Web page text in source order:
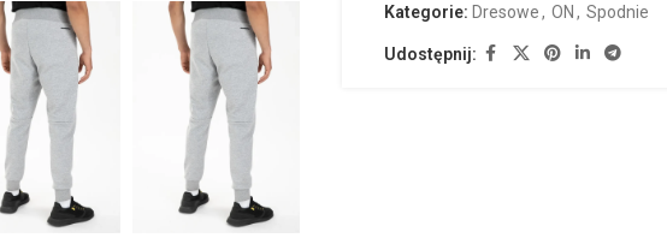
Kategorie: Dresowe, ON , Spodnie
Udostępnij: